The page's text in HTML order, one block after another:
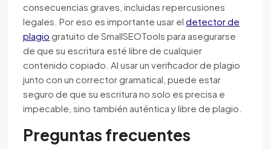
consecuencias graves, incluidas repercusiones
legales. Por eso es importante usar eldetector de
plagio gratuito de SmallSEOTools para asegurarse
de que su escritura esté libre de cualquier
contenido copiado. Al usar un verificador de plagio
junto con un corrector gramatical, puede estar
seguro de que su escritura no solo es precisa e
impecable, sino también auténtica y libre de plagio.
Preguntas frecuentes